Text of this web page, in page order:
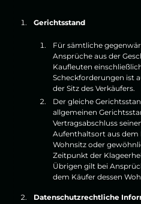
Gerichtsstand
Für sämtliche
Ansprüche aus der
Kaufleuten
Scheckforderungen ist
der Sitz des Verkäufers.
Der gleiche
allgemeinen
Vertragsabschluss
Aufenthaltsort aus dem
Wohnsitz oder
Zeitpunkt der
Übrigen gilt bei
dem Käufer dessen
Datenschutzrechtliche